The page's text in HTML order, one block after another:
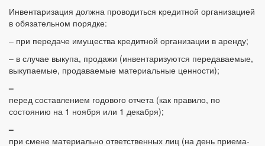
Инвентаризация должна проводиться кредитной организацией
в обязательном порядке:
– при передаче имущества кредитной организации в аренду;
– в случае выкупа, продажи (инвентаризуются передаваемые,
выкупаемые, продаваемые материальные ценности);
–
перед составлением годового отчета (как правило, по
состоянию на 1 ноября или 1 декабря);
–
при смене материально ответственных лиц (на день приема-